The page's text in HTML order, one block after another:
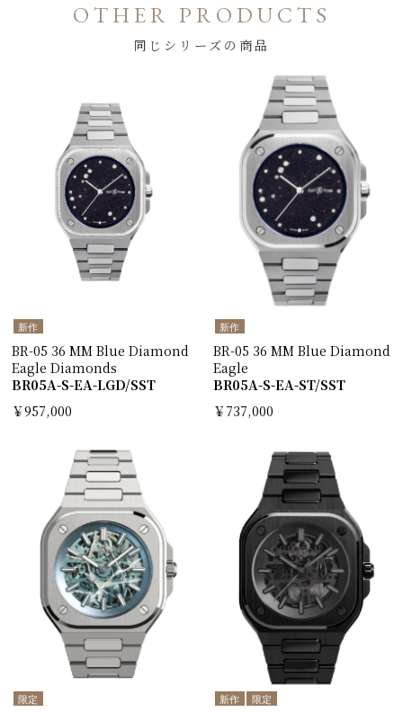
OTHER PRODUCTS
同じシリーズの商品
新作
BR-05 36 MM Blue Diamond
Eagle Diamonds
BR05A-S-EA-LGD/SST
￥957,000
新作
BR-05 36 MM Blue Diamond
Eagle
BR05A-S-EA-ST/SST
￥737,000
限定 新作 限定